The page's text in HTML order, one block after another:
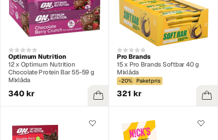
Optimum Nutrition
12 x Optimum Nutrition
Chocolate Protein Bar 55-59 g
Mixlåda
340 kr
Pro Brands
15 x Pro Brands Softbar 40 g
Mixlåda
-20% Paketpris
321 kr